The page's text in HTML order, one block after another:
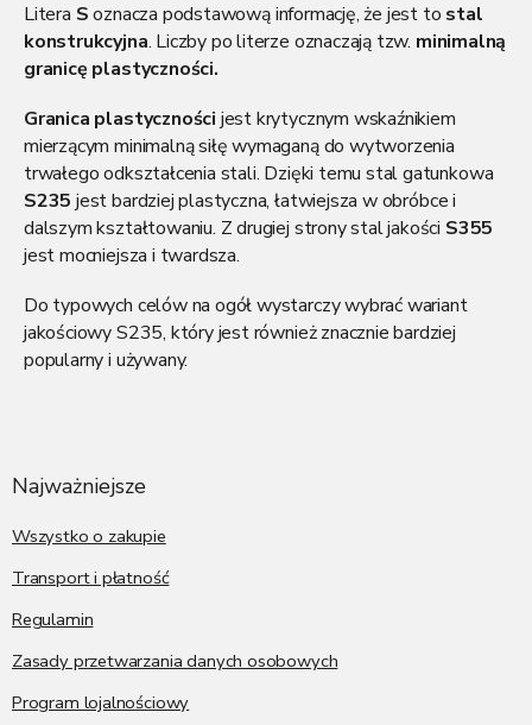
Litera Soznacza podstawową informację, że jest to stal
konstrukcyjna. Liczby po literze oznaczają tzw. minimalną
granicę plastyczności.
Granica plastyczności jest krytycznym wskaźnikiem
mierzącym minimalną siłę wymaganą do wytworzenia
trwałego odkształcenia stali. Dzięki temu stal gatunkowa
S235 jest bardziej plastyczna, łatwiejsza w obróbce i
dalszym kształtowaniu. Z drugiej strony stal jakości S355
jest mocniejsza i twardsza.
Do typowych celów na ogół wystarczy wybrać wariant
jakościowy S235, który jest również znacznie bardziej
popularny i używany.
Najważniejsze
Wszystko o zakupie
Transport i płatność
Regulamin
Zasady przetwarzania danych osobowych
Program lojalnościowy